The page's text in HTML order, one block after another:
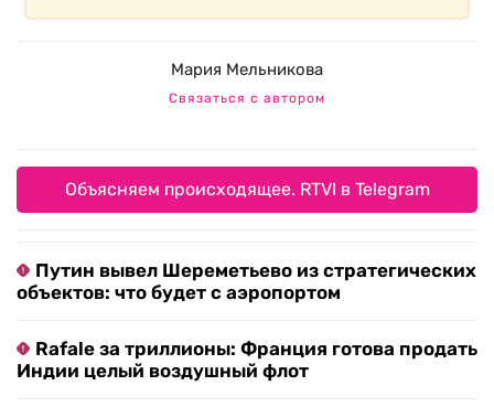
Мария Мельникова
Связаться с автором
Объясняем происходящее. RTVI в Telegram
Путин вывел Шереметьево из стратегических
объектов: что будет с аэропортом
Rafale за триллионы: Франция готова продать
Индии целый воздушный флот